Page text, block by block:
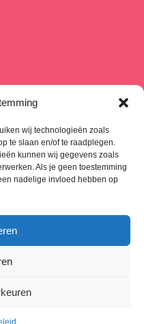
wij technologieën zoals
te slaan en/of te raadplegen.
kunnen wij gegevens zoals
Als je geen toestemming
nadelige invloed hebben op
? PP Digital helpt je online